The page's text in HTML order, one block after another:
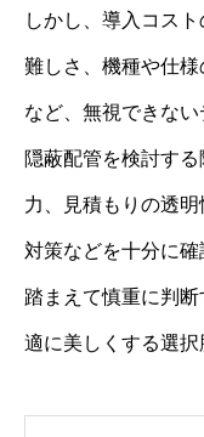
しかし、導入コス
難しさ、機種や仕
など、無視できない
隠蔽配管を検討す
力、見積もりの透
対策などを十分に
踏まえて慎重に判
適に美しくする選択